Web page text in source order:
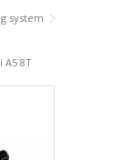
system
A5 8T